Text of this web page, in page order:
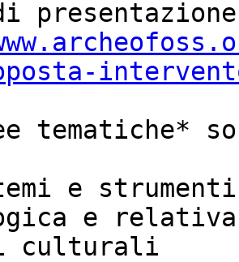
tematiche*
e